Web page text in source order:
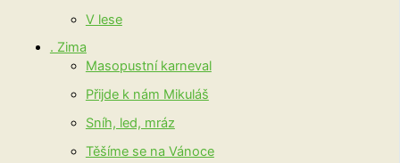
V lese
. Zima
Masopustní karneval
Přijde k nám Mikuláš
Sníh, led, mráz
Těšíme se na Vánoce